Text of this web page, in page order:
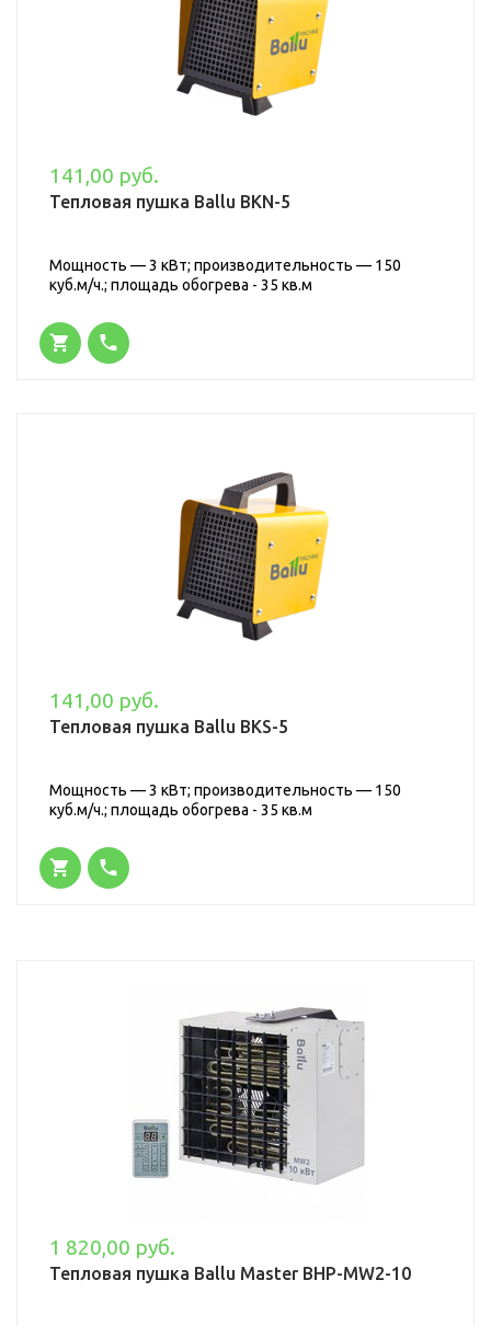
141,00 руб.
Тепловая пушка Ballu BKN-5
Мощность — 3 кВт; производительность — 150
куб.м/ч.; площадь обогрева - 35 кв.м
141,00 руб.
Тепловая пушка Ballu BKS-5
Мощность — 3 кВт; производительность — 150
куб.м/ч.; площадь обогрева - 35 кв.м
1 820,00 руб.
Тепловая пушка Ballu Master BHP-MW2-10